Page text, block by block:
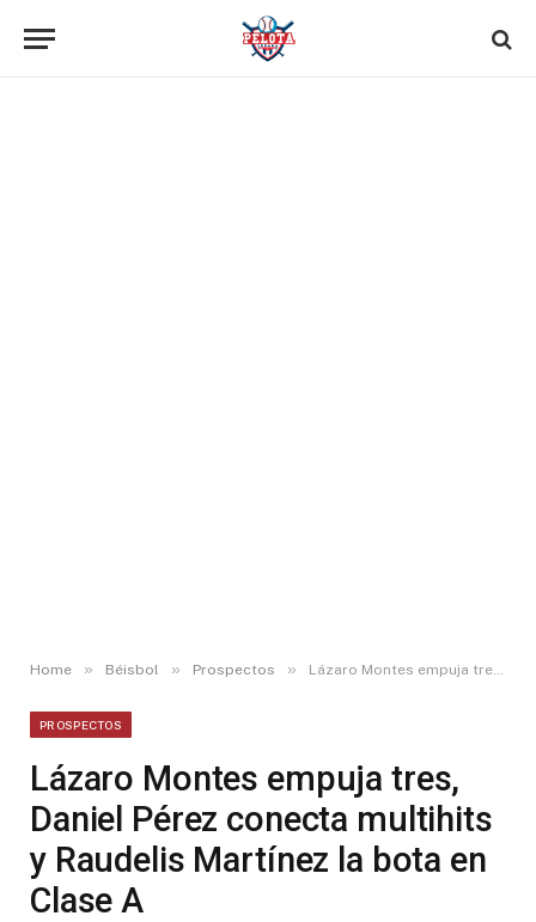
Home » Béisbol » Prospectos » Lázaro Montes empuja tres, Daniel Pérez conecta multihits y Raudelis Martínez la bota en Clase A
PROSPECTOS
Lázaro Montes empuja tres,
Daniel Pérez conecta multihits
y Raudelis Martínez la bota en
Clase A